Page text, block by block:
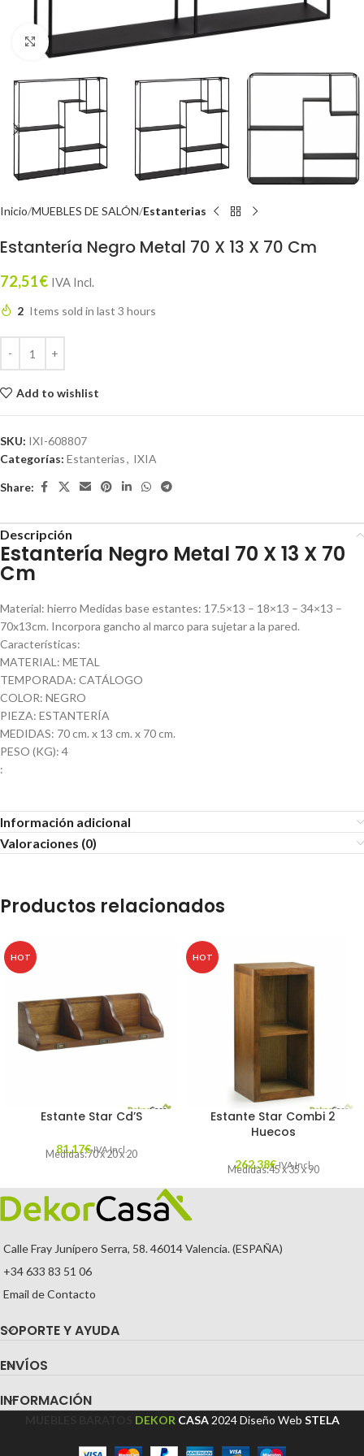
Click to enlarge
Inicio MUEBLES DE SALÓN Estanterias
Estantería Negro Metal 70 X 13 X 70 Cm
72,51€ IVA Incl.
2 Items sold in last 3 hours
Add to wishlist
SKU: IXI-608807
Categorías: Estanterias, IXIA
Share:
Descripción
Estantería Negro Metal 70 X 13 X 70
Cm
Material: hierro Medidas base estantes: 17.5×13 – 18×13 – 34×13 –
70x13cm. Incorpora gancho al marco para sujetar a la pared.
Características:
MATERIAL: METAL
TEMPORADA: CATÁLOGO
COLOR: NEGRO
PIEZA: ESTANTERÍA
MEDIDAS: 70 cm. x 13 cm. x 70 cm.
PESO (KG): 4
:
Información adicional
Valoraciones (0)
Productos relacionados
HOT
Estante Star Cd’S
81,17€ IVA Incl.
Medidas:70 x 20 x 20
HOT
Estante Star Combi 2
Huecos
262,38€ IVA Incl.
Medidas:45 x 35 x 90
Calle Fray Junípero Serra, 58. 46014 Valencia. (ESPAÑA)
+34 633 83 51 06
Email de Contacto
SOPORTE Y AYUDA
ENVÍOS
INFORMACIÓN
DEKOR CASA 2024Diseño Web STELA